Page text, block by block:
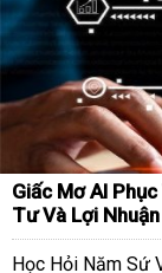
Giấc Mơ AI
Tư Và Lợi Nhuận
Học Hỏi Năm Sứ